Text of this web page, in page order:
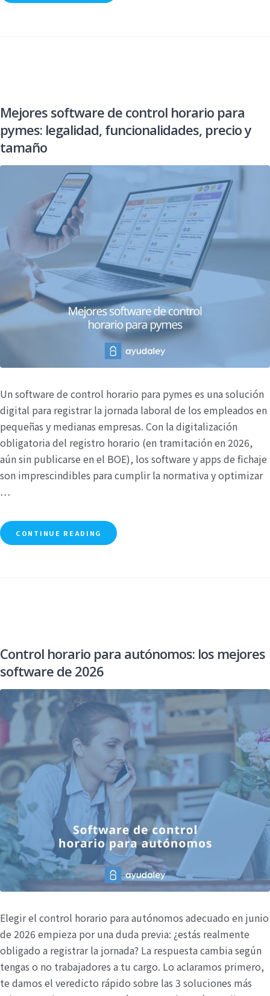
Mejores software de control horario para
pymes: legalidad, funcionalidades, precio y
tamaño
Un software de control horario para pymes es una solución
digital para registrar la jornada laboral de los empleados en
pequeñas y medianas empresas. Con la digitalización
obligatoria del registro horario (en tramitación en 2026,
aún sin publicarse en el BOE), los software y apps de fichaje
son imprescindibles para cumplir la normativa y optimizar
…
CONTINUE READING
Control horario para autónomos: los mejores
software de 2026
Elegir el control horario para autónomos adecuado en junio
de 2026 empieza por una duda previa: ¿estás realmente
obligado a registrar la jornada? La respuesta cambia según
tengas o no trabajadores a tu cargo. Lo aclaramos primero,
te damos el veredicto rápido sobre las 3 soluciones más